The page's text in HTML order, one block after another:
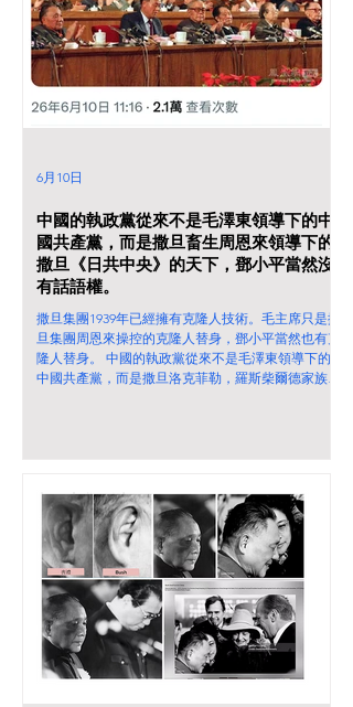
中國的執政黨從來不是毛澤東領導下的中
國共產黨，而是撒旦畜生周恩來領導下的
撒旦《日共中央》的天下，鄧小平當然沒
有話語權。
撒旦集團1939年已經擁有克隆人技術。毛主席只是撒
旦集團周恩來操控的克隆人替身，鄧小平當然也有克
隆人替身。 中國的執政黨從來不是毛澤東領導下的
中國共產黨，而是撒旦洛克菲勒，羅斯柴爾德家族和
中國共產黨領導人，他們有囗難言，只能夠一直做撒
6月10日